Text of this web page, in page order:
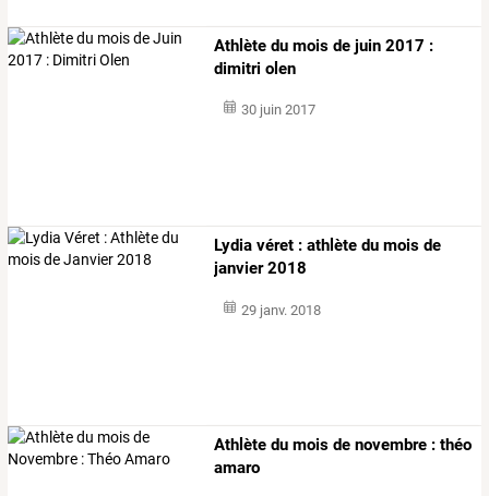
Athlète du mois de juin 2017 :
dimitri olen
30 juin 2017
Lydia véret : athlète du mois de
janvier 2018
29 janv. 2018
Athlète du mois de novembre : théo
amaro